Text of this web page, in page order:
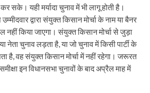
सके। यही मर्यादा चुनाव में भी लागू होती है।
उम्मीदवार द्वारा संयुक्त किसान मोर्चा के नाम या बैनर
नहीं किया जाएगा। संयुक्त किसान मोर्चा से जुड़ा
नेता चुनाव लड़ता है, या जो चुनाव में किसी पार्टी के
है, वह संयुक्त किसान मोर्चा में नहीं रहेगा। जरूरत
इन विधानसभा चुनावों के बाद अप्रैल माह में